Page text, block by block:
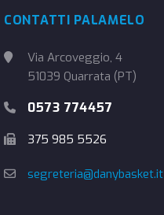
CONTATTI PALAMELO
Via Arcoveggio, 4
51039 Quarrata (PT)
0573 774457
375 985 5526
segreteria@danybasket.it